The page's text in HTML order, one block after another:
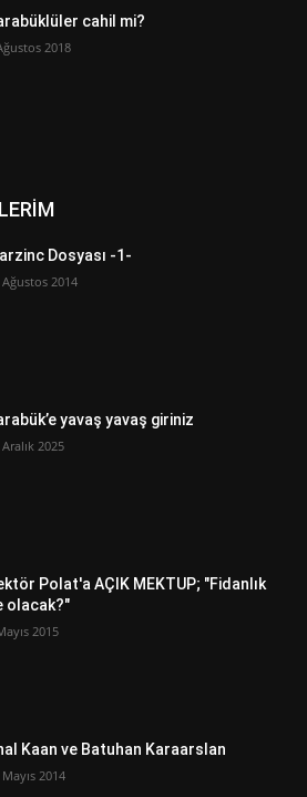
cahil mi?
2018
Dosyası -1-
Ağustos 2014
yavaş yavaş giriniz
Aralık 2025
Polat'a AÇIK MEKTUP; "Fidanlık
olacak?"
2015
Kaan ve Batuhan Karaarslan
Mayıs 2014